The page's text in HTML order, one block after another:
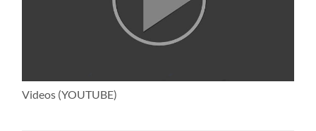
Videos (YOUTUBE)